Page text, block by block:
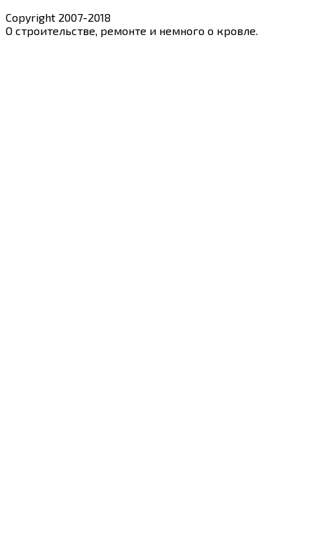
Copyright 2007-2018
О строительстве, ремонте и немного о кровле.